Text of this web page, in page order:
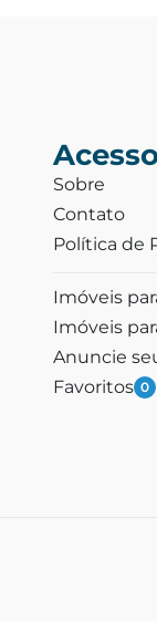
Sobre
Contato
Política de
Imóveis
Imóveis
Anuncie
Favoritos 0